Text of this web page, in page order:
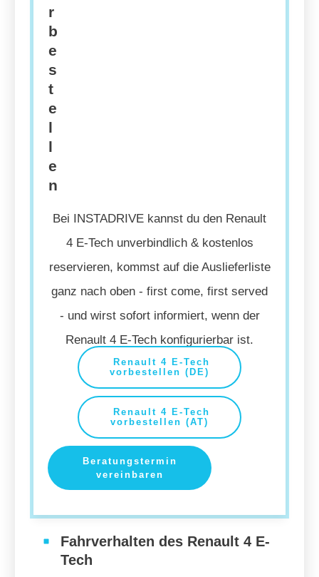
r
b
e
s
t
e
l
l
e
n
Bei INSTADRIVE kannst du den Renault
4 E-Tech unverbindlich & kostenlos
reservieren, kommst auf die Auslieferliste
ganz nach oben - first come, first served
- und wirst sofort informiert, wenn der
Renault 4 E-Tech konfigurierbar ist.
Renault 4 E-Tech
vorbestellen (DE)
Renault 4 E-Tech
vorbestellen (AT)
Beratungstermin
vereinbaren
Fahrverhalten des Renault 4 E-
Tech